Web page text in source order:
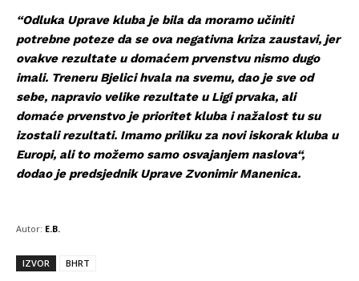
“Odluka Uprave kluba je bila da moramo učiniti
potrebne poteze da se ova negativna kriza zaustavi, jer
ovakve rezultate u domaćem prvenstvu nismo dugo
imali. Treneru Bjelici hvala na svemu, dao je sve od
sebe, napravio velike rezultate u Ligi prvaka, ali
domaće prvenstvo je prioritet kluba i nažalost tu su
izostali rezultati. Imamo priliku za novi iskorak kluba u
Europi, ali to možemo samo osvajanjem naslova“,
dodao je predsjednik Uprave Zvonimir Manenica.
Autor: E.B.
IZVOR BHRT